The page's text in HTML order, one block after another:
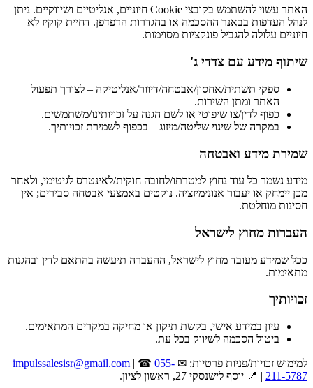
האתר עשוי להשתמש בקובצי Cookie חיוניים, אנליטיים ושיווקיים. ניתן
לנהל העדפות בבאנר ההסכמה או בהגדרות הדפדפן. דחיית קוקיז לא
חיוניים עלולה להגביל פונקציות מסוימות.
שיתוף מידע עם צדדי ג'
ספקי תשתית/אחסון/אבטחה/דיוור/אנליטיקה – לצורך תפעול
האתר ומתן השירות.
כפוף לדין/צו שיפוטי או לשם הגנה על זכויותינו/משתמשים.
במקרה של שינוי שליטה/מיזוג – בכפוף לשמירת זכויותיך.
שמירת מידע ואבטחה
מידע נשמר כל עוד נחוץ למטרתו/לחובה חוקית/לאינטרס לגיטימי, ולאחר
מכן יימחק או יעבור אנונימיזציה. נוקטים באמצעי אבטחה סבירים; אין
חסינות מוחלטת.
העברות מחוץ לישראל
ככל שמידע מעובד מחוץ לישראל, ההעברה תיעשה בהתאם לדין ובהגנות
מתאימות.
זכויותיך
עיון במידע אישי, בקשת תיקון או מחיקה במקרים המתאימים.
ביטול הסכמה לשיווק בכל עת.
למימוש זכויות/פניות פרטיות: ✉ impulssalesisr@gmail.com | ☎ 055-
211-5787 | 📍 יוסף לישנסקי 27, ראשון לציון.